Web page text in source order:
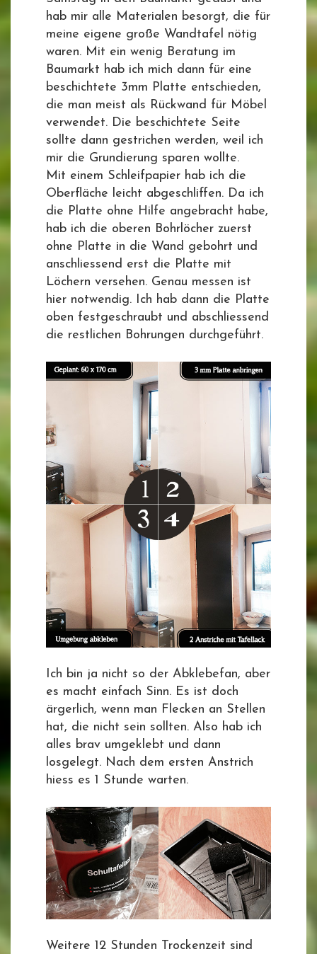
hab mir alle Materialen besorgt, die für
meine eigene große Wandtafel nötig
waren. Mit ein wenig Beratung im
Baumarkt hab ich mich dann für eine
beschichtete 3mm Platte entschieden,
die man meist als Rückwand für Möbel
verwendet. Die beschichtete Seite
sollte dann gestrichen werden, weil ich
mir die Grundierung sparen wollte.
Mit einem Schleifpapier hab ich die
Oberfläche leicht abgeschliffen. Da ich
die Platte ohne Hilfe angebracht habe,
hab ich die oberen Bohrlöcher zuerst
ohne Platte in die Wand gebohrt und
anschliessend erst die Platte mit
Löchern versehen. Genau messen ist
hier notwendig. Ich hab dann die Platte
oben festgeschraubt und abschliessend
die restlichen Bohrungen durchgeführt.
Ich bin ja nicht so der Abklebefan, aber
es macht einfach Sinn. Es ist doch
ärgerlich, wenn man Flecken an Stellen
hat, die nicht sein sollten. Also hab ich
alles brav umgeklebt und dann
losgelegt. Nach dem ersten Anstrich
hiess es 1 Stunde warten.
Weitere 12 Stunden Trockenzeit sind